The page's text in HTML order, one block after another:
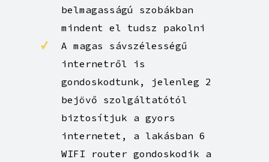
fürdőszobára elegendő
mennyiségű melegvíz tároló,
ami sose fogy ki
Ha sok csomaggal érkezel sem
probléma, mert a tágas nagy
belmagasságú szobákban
mindent el tudsz pakolni
A magas sávszélességű
internetről is